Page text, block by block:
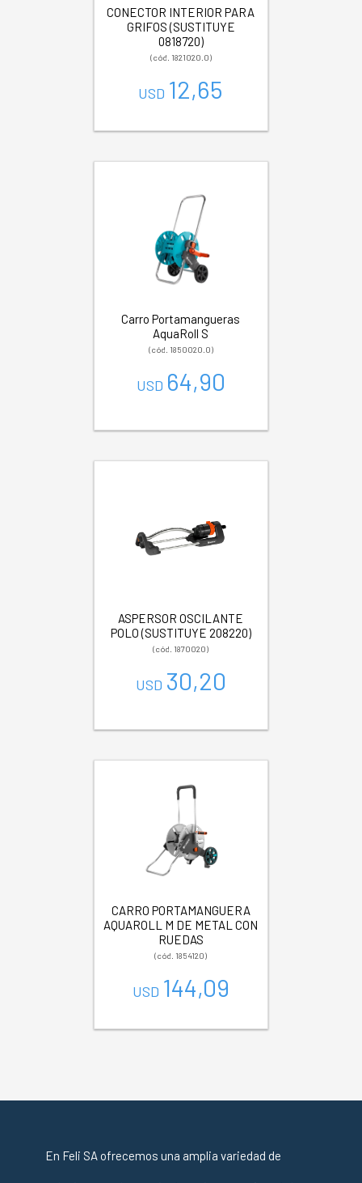
CONECTOR INTERIOR PARA
GRIFOS (SUSTITUYE
0818720)
(cód. 1821020.0)
USD 12,65
Carro Portamangueras
AquaRoll S
(cód. 1850020.0)
USD 64,90
ASPERSOR OSCILANTE
POLO (SUSTITUYE 208220)
(cód. 1870020)
USD 30,20
CARRO PORTAMANGUERA
AQUAROLL M DE METAL CON
RUEDAS
(cód. 1854120)
USD 144,09
En Feli SA ofrecemos una amplia variedad de